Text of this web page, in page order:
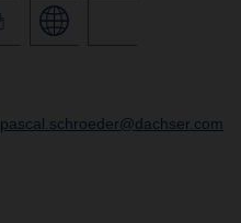
pascal.schroeder@dachser.com